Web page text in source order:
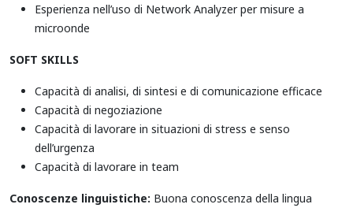
Esperienza nell’uso di Network Analyzer per misure a
microonde
SOFT SKILLS
Capacità di analisi, di sintesi e di comunicazione efficace
Capacità di negoziazione
Capacità di lavorare in situazioni di stress e senso
dell’urgenza
Capacità di lavorare in team
Conoscenze linguistiche: Buona conoscenza della lingua